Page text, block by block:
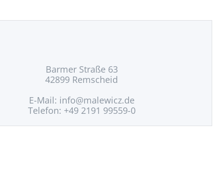
Barmer Straße 63
42899 Remscheid
E-Mail: info@malewicz.de
Telefon: +49 2191 99559-0